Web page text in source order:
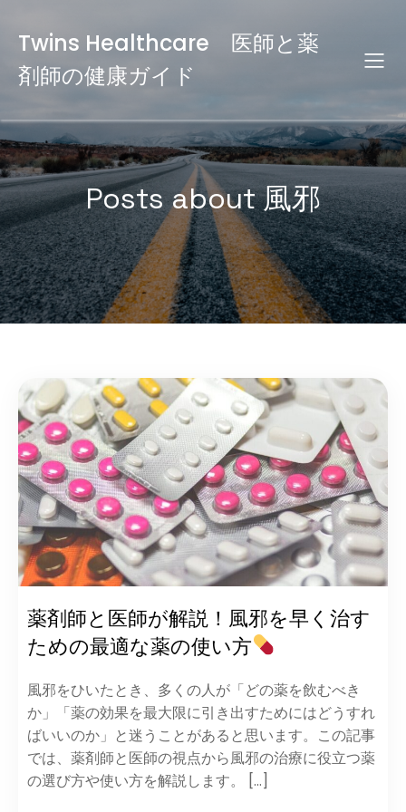
Twins Healthcare 医師と薬
剤師の健康ガイド
Posts about 風邪
薬剤師と医師が解説！風邪を早く治す
ための最適な薬の使い方
風邪をひいたとき、多くの人が「どの薬を飲むべき
か」「薬の効果を最大限に引き出すためにはどうすれ
ばいいのか」と迷うことがあると思います。この記事
では、薬剤師と医師の視点から風邪の治療に役立つ薬
の選び方や使い方を解説します。 […]